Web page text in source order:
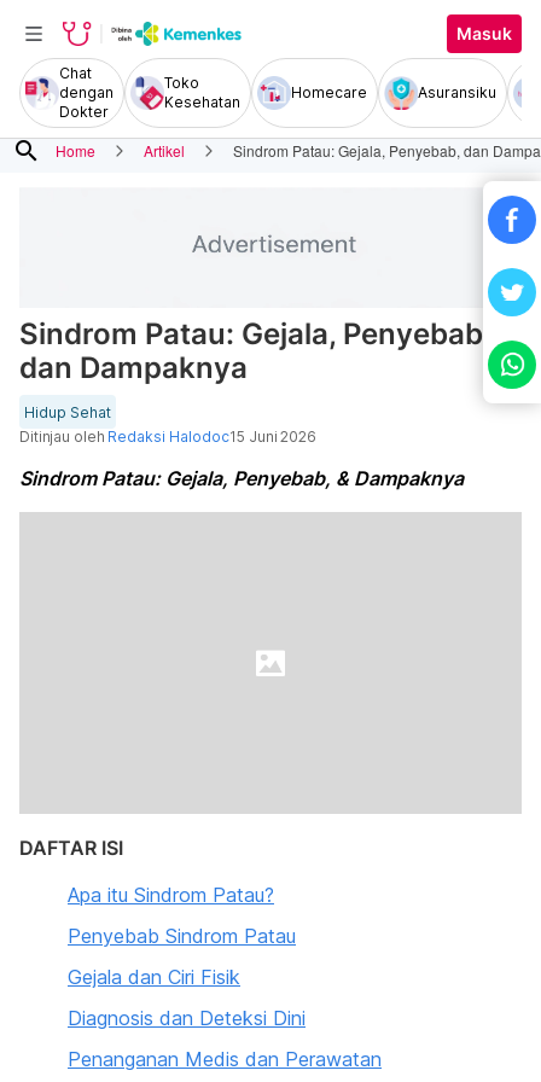
Masuk
Chat
dengan
Dokter
Toko
Kesehatan
Homecare Asuransiku
search Home Artikel Sindrom Patau: Gejala, Penyebab, dan
Sindrom Patau: Gejala, Penyebab,
dan Dampaknya
Hidup Sehat
Ditinjau oleh Redaksi Halodoc15 Juni 2026
Sindrom Patau: Gejala, Penyebab, & Dampaknya
DAFTAR ISI
Apa itu Sindrom Patau?
Penyebab Sindrom Patau
Gejala dan Ciri Fisik
Diagnosis dan Deteksi Dini
Penanganan Medis dan Perawatan